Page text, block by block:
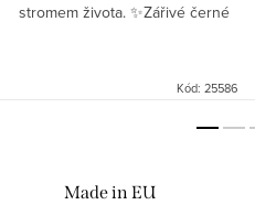
stromem života. ✨Zářivé černé
růžovým zlatem 💗...
Kód: 25586
Made in EU